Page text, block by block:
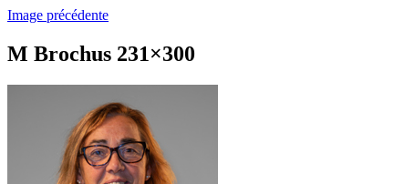
Image précédente
M Brochus 231×300